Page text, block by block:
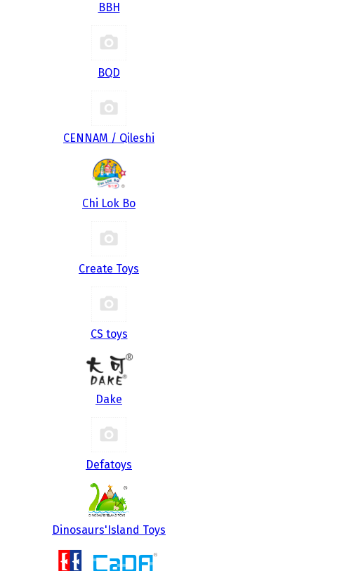
BBH
BQD
CENNAM / Qileshi
Chi Lok Bo
Create Toys
CS toys
Dake
Defatoys
Dinosaurs'Island Toys